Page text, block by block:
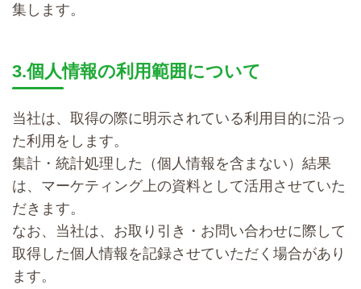
集します。
3.個人情報の利用範囲について
当社は、取得の際に明示されている利用目的に沿っ
た利用をします。
集計・統計処理した（個人情報を含まない）結果
は、マーケティング上の資料として活用させていた
だきます。
なお、当社は、お取り引き・お問い合わせに際して
取得した個人情報を記録させていただく場合があり
ます。